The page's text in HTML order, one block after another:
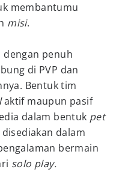
membantumu
misi.
dengan penuh
di PVP dan
Bentuk tim
aktif maupun pasif
dalam bentuk pet
dalam
bermain
solo play.